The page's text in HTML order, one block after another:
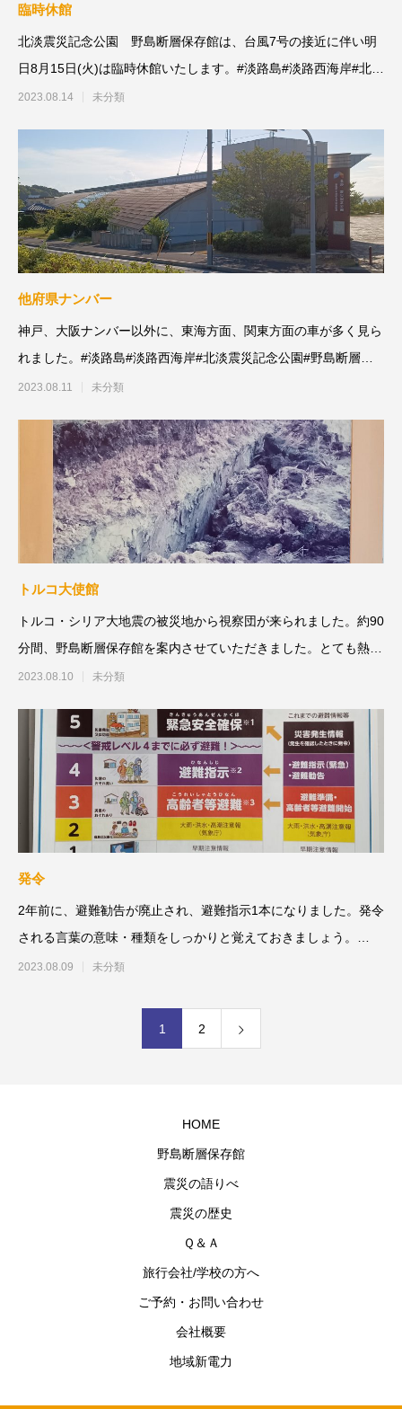
臨時休館
北淡震災記念公園 野島断層保存館は、台風7号の接近に伴い明
日8月15日(火)は臨時休館いたします。#淡路島#淡路西海岸#北淡
震災
2023.08.14 未分類
他府県ナンバー
神戸、大阪ナンバー以外に、東海方面、関東方面の車が多く見ら
れました。#淡路島#淡路西海岸#北淡震災記念公園#野島断層保
存館
2023.08.11 未分類
トルコ大使館
トルコ・シリア大地震の被災地から視察団が来られました。約90
分間、野島断層保存館を案内させていただきました。とても熱心
で、60分の予
2023.08.10 未分類
発令
2年前に、避難勧告が廃止され、避難指示1本になりました。発令
される言葉の意味・種類をしっかりと覚えておきましょう。
10:00〜地域新
2023.08.09 未分類
1 2
HOME
野島断層保存館
震災の語りべ
震災の歴史
Ｑ＆Ａ
旅行会社/学校の方へ
ご予約・お問い合わせ
会社概要
地域新電力